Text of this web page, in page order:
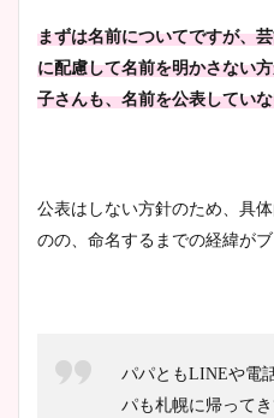
まずは名前についてですが、
に配慮して名前を明かさない
子さんも、名前を公表してい
公表はしない方針のため、具
のの、命名するまでの経緯が
パパともLINEや電
パも札幌に帰って